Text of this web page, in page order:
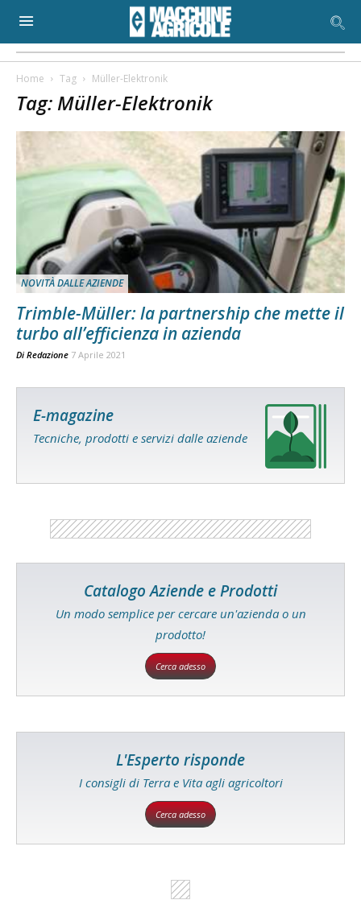
Home Tag Müller-Elektronik
Tag: Müller-Elektronik
NOVITÀ DALLE AZIENDE
Trimble-Müller: la partnership che mette il
turbo all’efficienza in azienda
Di Redazione 7 Aprile 2021
E-magazine
Tecniche, prodotti e servizi dalle aziende
Catalogo Aziende e Prodotti
Un modo semplice per cercare un'azienda o un
prodotto!
Cerca adesso
L'Esperto risponde
I consigli di Terra e Vita agli agricoltori
Cerca adesso